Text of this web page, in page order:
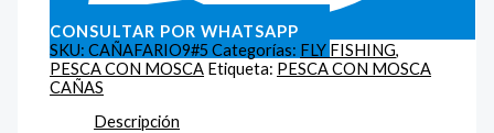
CONSULTAR POR WHATSAPP
SKU:CAÑAFARIO9#5 Categorías: FLY FISHING,
PESCA CON MOSCA Etiqueta: PESCA CON MOSCA
CAÑAS
Descripción